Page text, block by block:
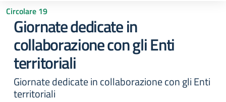
Circolare 19
Giornate dedicate in
collaborazione con gli Enti
territoriali
Giornate dedicate in collaborazione con gli Enti
territoriali